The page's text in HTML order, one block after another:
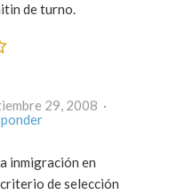
de turno.
en septiembre 29, 2008 ·
inmigración en
de selección